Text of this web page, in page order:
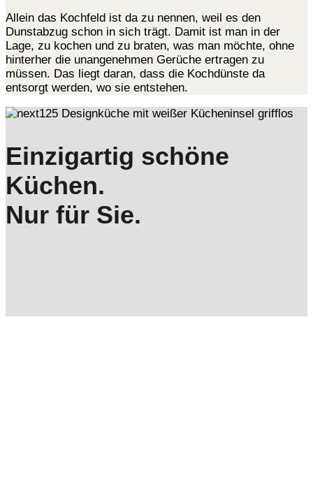
Allein das Kochfeld ist da zu nennen, weil es den
Dunstabzug schon in sich trägt. Damit ist man in der
Lage, zu kochen und zu braten, was man möchte, ohne
hinterher die unangenehmen Gerüche ertragen zu
müssen. Das liegt daran, dass die Kochdünste da
entsorgt werden, wo sie entstehen.
Einzigartig schöne
Küchen.
Nur für Sie.